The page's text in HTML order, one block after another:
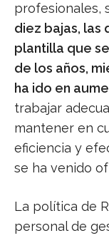
profesionales,
diez bajas, las
plantilla que
de los años,
ha ido en
trabajar
mantener en
eficiencia y
se ha venido
La política de
personal de